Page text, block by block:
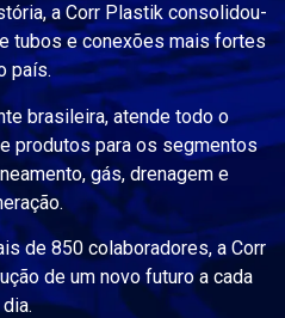
a Corr Plastik consolidou-
tubos e conexões mais fortes
país.
brasileira, atende todo o
produtos para os segmentos
gás, drenagem e
de 850 colaboradores, a Corr
de um novo futuro a cada
dia.